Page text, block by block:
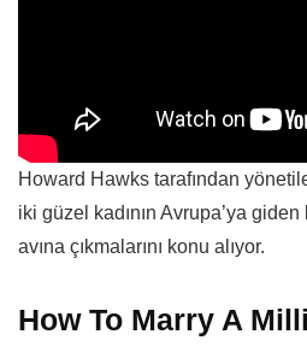
Howard Hawks tarafından
iki güzel kadının Avrupa’ya
avına çıkmalarını konu alıyor.
How To Marry A